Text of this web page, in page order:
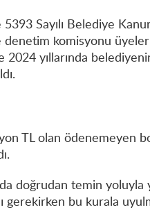
Sayılı Belediye
denetim komisyonu
2024 yıllarında
TL olan ödenemeyen
doğrudan temin yoluyla
gerekirken bu kurala